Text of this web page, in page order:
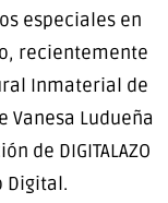
especiales en
recientemente
Inmaterial de
Vanesa Ludueña
de DIGITALAZO
Digital.